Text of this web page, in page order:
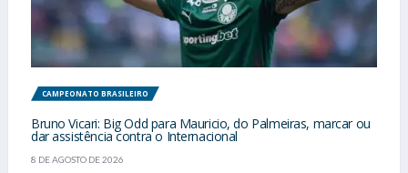
CAMPEONATO BRASILEIRO
Bruno Vicari: Big Odd para Mauricio, do Palmeiras, marcar ou
dar assistência contra o Internacional
8 DE AGOSTO DE 2026